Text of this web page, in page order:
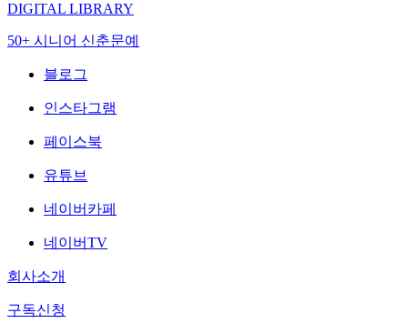
DIGITAL LIBRARY
50+ 시니어 신춘문예
블로그
인스타그램
페이스북
유튜브
네이버카페
네이버TV
회사소개
구독신청